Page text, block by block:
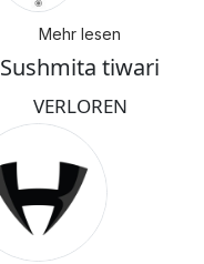
Mehr lesen
Sushmita tiwari
VERLOREN